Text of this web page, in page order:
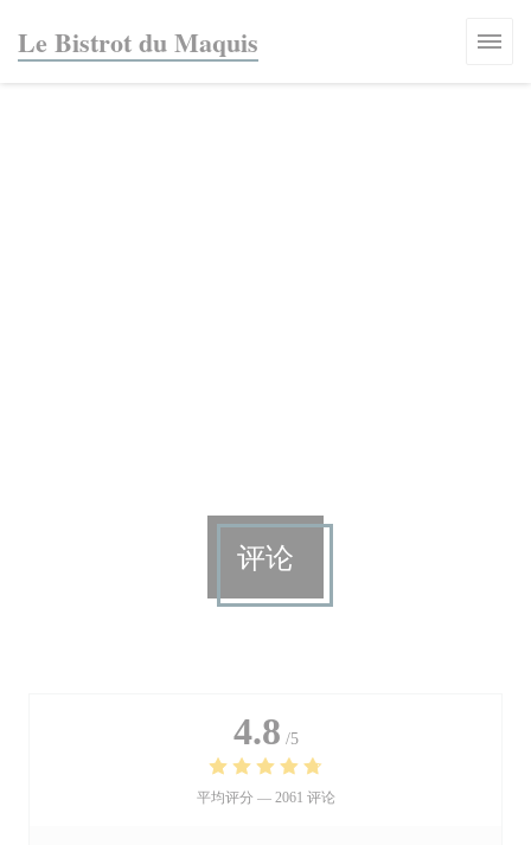
Le Bistrot du Maquis
评论
4.8 /5
平均评分 — 2061 评论